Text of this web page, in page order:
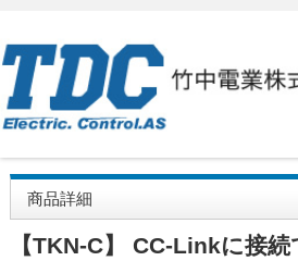
商品詳細
【TKN-C】 CC-Linkに接